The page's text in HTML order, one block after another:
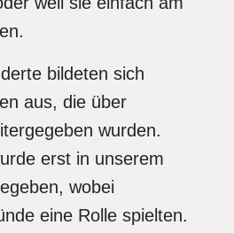
bildeten sich
aus, die über
wurden.
erst in unserem
wobei
eine Rolle spielten.